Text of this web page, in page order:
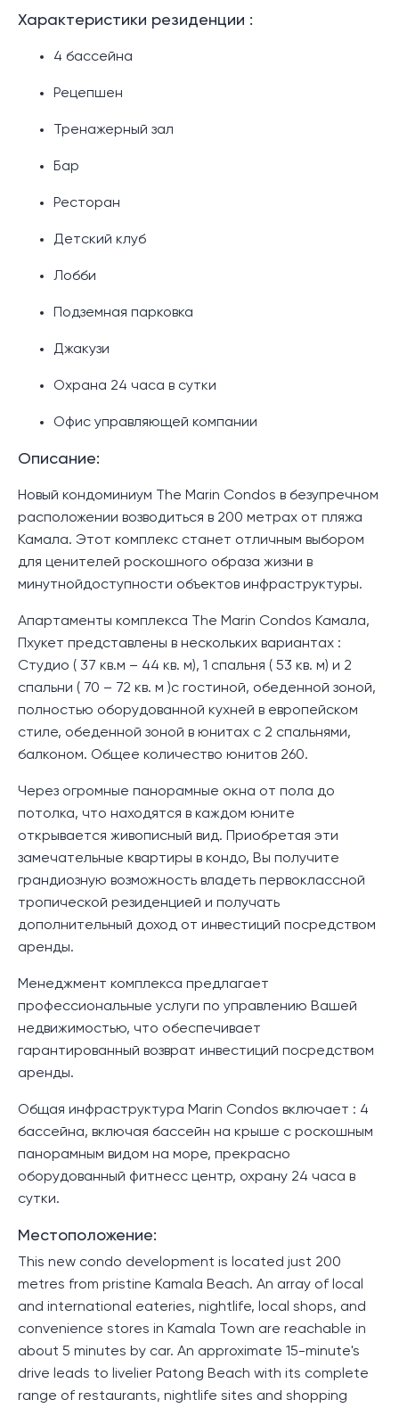
Характеристики резиденции :
4 бассейна
Рецепшен
Тренажерный зал
Бар
Ресторан
Детский клуб
Лобби
Подземная парковка
Джакузи
Охрана 24 часа в сутки
Офис управляющей компании
Описание:
Новый кондоминиум The Marin Condos в безупречном
расположении возводиться в 200 метрах от пляжа
Камала. Этот комплекс станет отличным выбором
для ценителей роскошного образа жизни в
минутнойдоступности объектов инфраструктуры.
Апартаменты комплекса The Marin Condos Камала,
Пхукет представлены в нескольких вариантах :
Студио ( 37 кв.м – 44 кв. м), 1 спальня ( 53 кв. м) и 2
спальни ( 70 – 72 кв. м )с гостиной, обеденной зоной,
полностью оборудованной кухней в европейском
стиле, обеденной зоной в юнитах с 2 спальнями,
балконом. Общее количество юнитов 260.
Через огромные панорамные окна от пола до
потолка, что находятся в каждом юните
открывается живописный вид. Приобретая эти
замечательные квартиры в кондо, Вы получите
грандиозную возможность владеть первоклассной
тропической резиденцией и получать
дополнительный доход от инвестиций посредством
аренды.
Менеджмент комплекса предлагает
профессиональные услуги по управлению Вашей
недвижимостью, что обеспечивает
гарантированный возврат инвестиций посредством
аренды.
Общая инфраструктура Marin Condos включает : 4
бассейна, включая бассейн на крыше с роскошным
панорамным видом на море, прекрасно
оборудованный фитнесс центр, охрану 24 часа в
сутки.
Местоположение:
This new condo development is located just 200
metres from pristine Kamala Beach. An array of local
and international eateries, nightlife, local shops, and
convenience stores in Kamala Town are reachable in
about 5 minutes by car. An approximate 15-minute's
drive leads to livelier Patong Beach with its complete
range of restaurants, nightlife sites and shopping